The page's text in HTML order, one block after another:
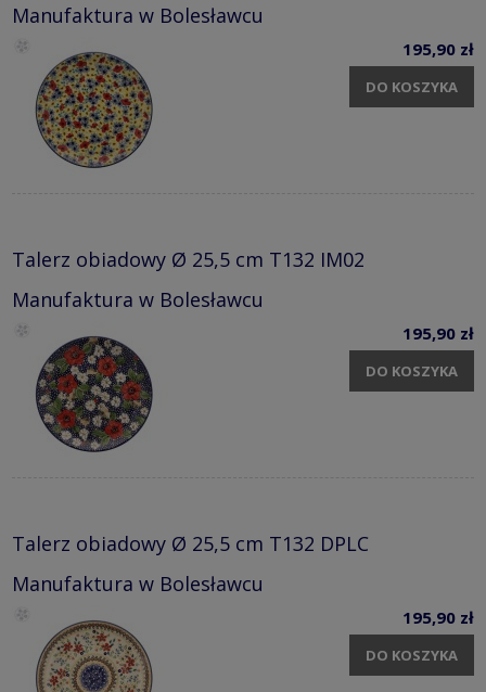
Manufaktura w Bolesławcu
195,90 zł
DO KOSZYKA
Talerz obiadowy Ø 25,5 cm T132 IM02
Manufaktura w Bolesławcu
195,90 zł
DO KOSZYKA
Talerz obiadowy Ø 25,5 cm T132 DPLC
Manufaktura w Bolesławcu
195,90 zł
DO KOSZYKA